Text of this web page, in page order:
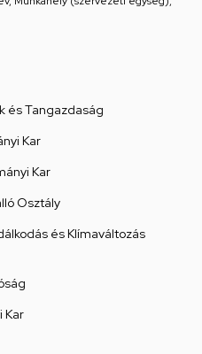
és Tangazdaság
Kar
Kar
Osztály
és Klímaváltozás
Kar